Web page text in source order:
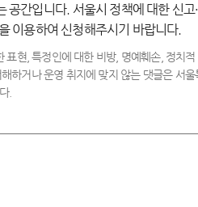
만
족
공간입니다. 서울시 정책에 대한 신고
이용하여 신청해주시기 바랍니다.
표현, 특정인에 대한 비방, 명예훼손, 정치
하거나 운영 취지에 맞지 않는 댓글은 서
.